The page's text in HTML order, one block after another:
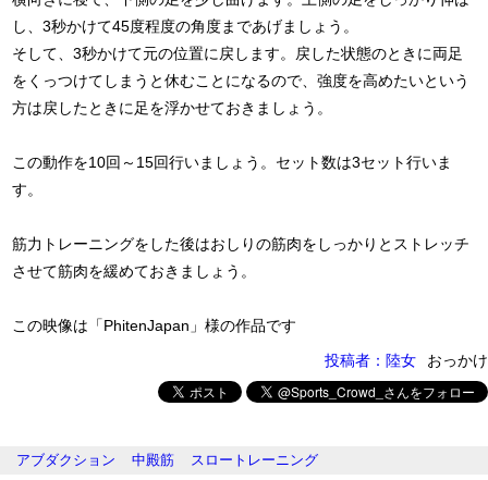
し、3秒かけて45度程度の角度まであげましょう。
そして、3秒かけて元の位置に戻します。戻した状態のときに両足
をくっつけてしまうと休むことになるので、強度を高めたいという
方は戻したときに足を浮かせておきましょう。
この動作を10回～15回行いましょう。セット数は3セット行いま
す。
筋力トレーニングをした後はおしりの筋肉をしっかりとストレッチ
させて筋肉を緩めておきましょう。
この映像は「PhitenJapan」様の作品です
投稿者：陸女
おっかけ
アブダクション 中殿筋 スロートレーニング